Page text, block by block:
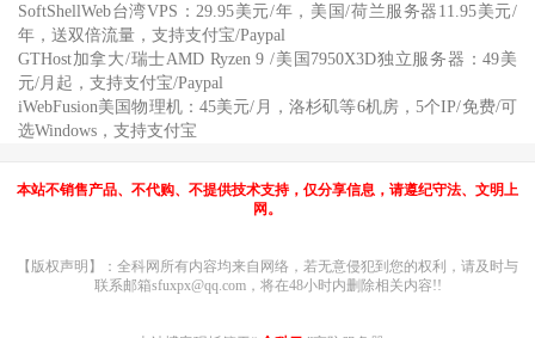
SoftShellWeb台湾VPS：29.95美元/年，美国/荷兰服务器11.95美元/
年，送双倍流量，支持支付宝/Paypal
GTHost加拿大/瑞士AMD Ryzen 9 /美国7950X3D独立服务器：49美
元/月起，支持支付宝/Paypal
iWebFusion美国物理机：45美元/月，洛杉矶等6机房，5个IP/免费/可
选Windows，支持支付宝
本站不销售产品、不代购、不提供技术支持，仅分享信息，请遵纪守法、文明上
网。
【版权声明】：全科网所有内容均来自网络，若无意侵犯到您的权利，请及时与
联系邮箱sfuxpx@qq.com，将在48小时内删除相关内容!!